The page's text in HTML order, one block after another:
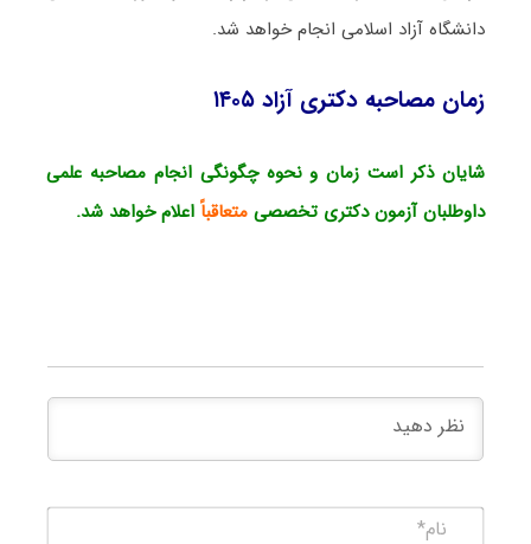
دانشگاه آزاد اسلامی انجام خواهد شد.
زمان مصاحبه دکتری آزاد ۱۴۰۵
شایان ذکر است زمان و نحوه چگونگی انجام مصاحبه علمی
داوطلبان آزمون دکتری تخصصی متعاقباًاعلام خواهد شد.